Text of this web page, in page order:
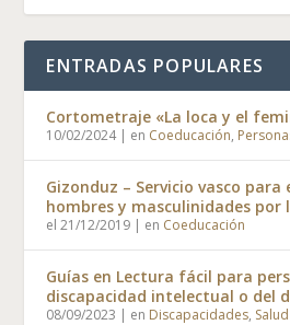
ENTRADAS POPULARES
Cortometraje «La loca y el
10/02/2024| en Coeducación,
Gizonduz – Servicio vasco
hombres y masculinidades por
el 21/12/2019 | en Coeducación
Guías en Lectura fácil para
discapacidad intelectual o del
08/09/2023 | en Discapacidades,